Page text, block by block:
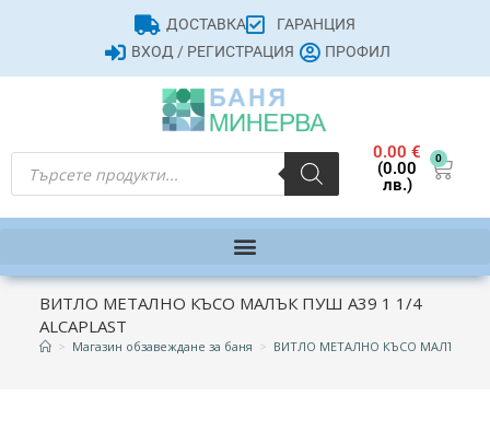
ДОСТАВКА
ГАРАНЦИЯ
ВХОД / РЕГИСТРАЦИЯ
ПРОФИЛ
0.00€
(0.00
лв.)
0
ВИТЛО МЕТАЛНО КЪСО МАЛЪК ПУШ A39 1 1/4
ALCAPLAST
> Магазин обзавеждане за баня > ВИТЛО МЕТАЛНО КЪСО МАЛЪК ПУШ